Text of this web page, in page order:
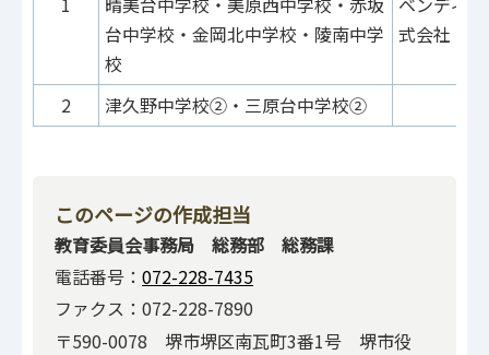
台中学校・金岡北中学校・陵南中学
校
式会社
2 津久野中学校②・三原台中学校②
このページの作成担当
教育委員会事務局 総務部 総務課
電話番号： 072-228-7435
ファクス：072-228-7890
〒590-0078 堺市堺区南瓦町3番1号 堺市役